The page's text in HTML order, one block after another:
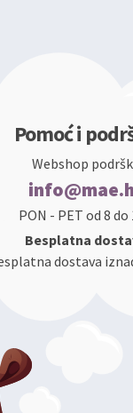
Pomoć i
Webshop
PON - PET od 8 do
Besplatna
dostava